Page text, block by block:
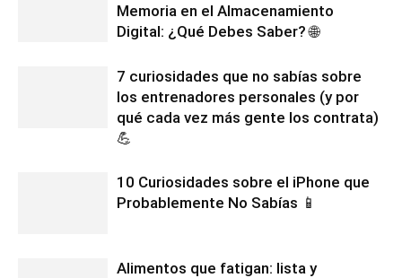
Memoria en el Almacenamiento
Digital: ¿Qué Debes Saber? 🌐
7 curiosidades que no sabías sobre
los entrenadores personales (y por
qué cada vez más gente los contrata)
💪
10 Curiosidades sobre el iPhone que
Probablemente No Sabías 📱
Alimentos que fatigan: lista y